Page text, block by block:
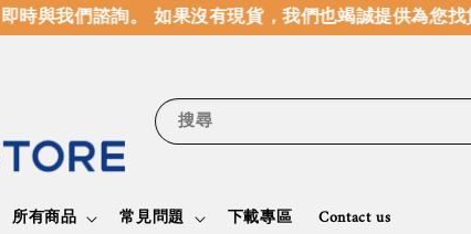
與我們諮詢。 如果沒有現貨，我們也竭誠提供為您找
搜尋
所有商品 常見問題 下載專區 Contact us